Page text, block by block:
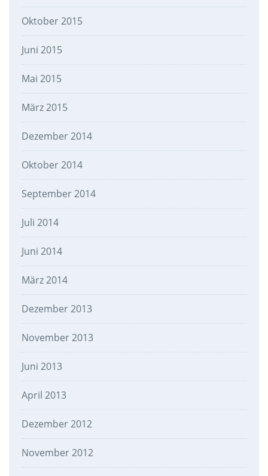
Oktober 2015
Juni 2015
Mai 2015
März 2015
Dezember 2014
Oktober 2014
September 2014
Juli 2014
Juni 2014
März 2014
Dezember 2013
November 2013
Juni 2013
April 2013
Dezember 2012
November 2012